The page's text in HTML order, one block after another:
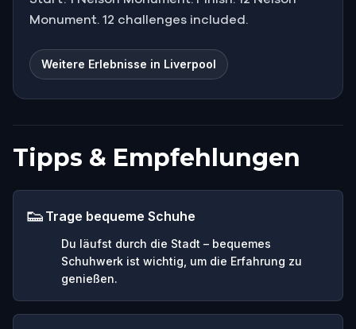
Monument. 12 challenges included.
Weitere Erlebnisse in Liverpool
Tipps & Empfehlungen
👟 Trage bequeme Schuhe
Du läufst durch die Stadt – bequemes
Schuhwerk ist wichtig, um die Erfahrung zu
genießen.